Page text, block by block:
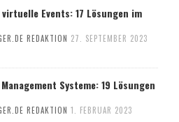
Events: 17 Lösungen im
REDAKTION 27. SEPTEMBER 2023
Systeme: 19 Lösungen
REDAKTION 1. FEBRUAR 2023